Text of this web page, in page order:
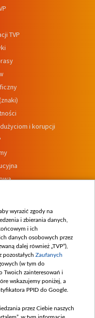
TVP
i korupcji
wyrazić zgody na
i zbierania danych,
i ich
danych osobowych przez
dalej również „TVP”),
pozostałych Zaufanych
(w tym do
Twoich zainteresowań i
wskazujemy poniżej, a
PPID do Google.
przez Ciebie naszych